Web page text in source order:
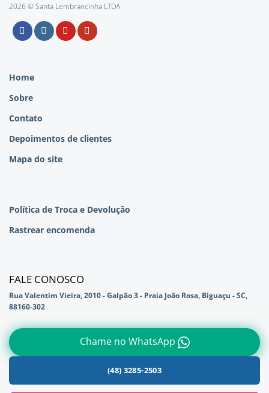
2026 © Santa Lembrancinha LTDA
Home
Sobre
Contato
Depoimentos de clientes
Mapa do site
Política de Troca e Devolução
Rastrear encomenda
FALE CONOSCO
Rua Valentim Vieira, 2010 - Galpão 3 - Praia João Rosa, Biguaçu - SC,
88160-302
Chame no WhatsApp
(48) 3285-2503